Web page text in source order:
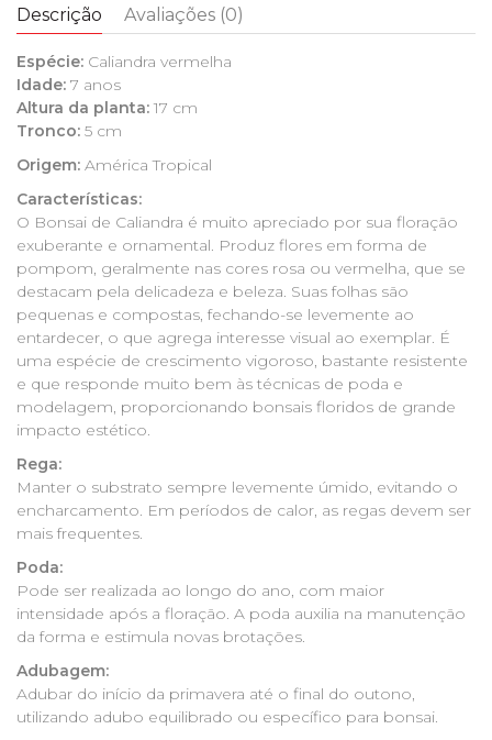
Descrição Avaliações (0)
Espécie: Caliandra vermelha
Idade: 7 anos
Altura da planta: 17 cm
Tronco: 5 cm
Origem: América Tropical
Características:
O Bonsai de Caliandra é muito apreciado por sua floração
exuberante e ornamental. Produz flores em forma de
pompom, geralmente nas cores rosa ou vermelha, que se
destacam pela delicadeza e beleza. Suas folhas são
pequenas e compostas, fechando-se levemente ao
entardecer, o que agrega interesse visual ao exemplar. É
uma espécie de crescimento vigoroso, bastante resistente
e que responde muito bem às técnicas de poda e
modelagem, proporcionando bonsais floridos de grande
impacto estético.
Rega:
Manter o substrato sempre levemente úmido, evitando o
encharcamento. Em períodos de calor, as regas devem ser
mais frequentes.
Poda:
Pode ser realizada ao longo do ano, com maior
intensidade após a floração. A poda auxilia na manutenção
da forma e estimula novas brotações.
Adubagem:
Adubar do início da primavera até o final do outono,
utilizando adubo equilibrado ou específico para bonsai.